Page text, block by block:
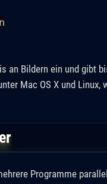
Bildern ein und gibt
Mac OS X und
Programme